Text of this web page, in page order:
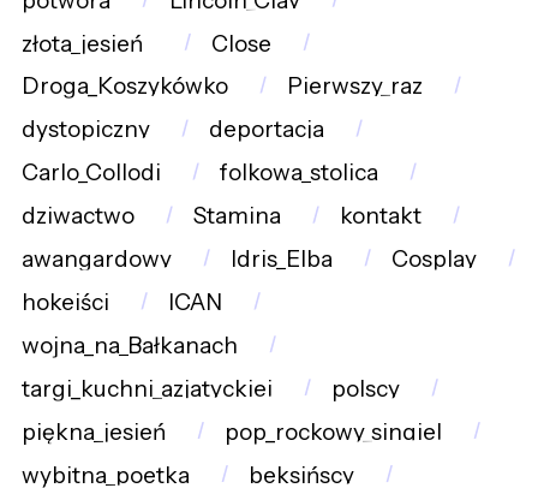
złota_jesień_
Close
Droga_Koszykówko
Pierwszy_raz
dystopiczny
deportacja
Carlo_Collodi
folkowa_stolica
dziwactwo
Stamina
kontakt
awangardowy
Idris_Elba
Cosplay
hokeiści
ICAN
wojna_na_Bałkanach
targi_kuchni_azjatyckiej
polscy
piękna_jesień
pop_rockowy_singiel
wybitna_poetka
beksińscy